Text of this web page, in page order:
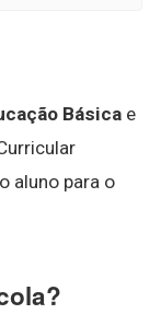
Básica e
aluno para o